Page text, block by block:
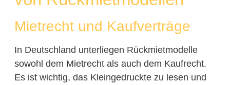
Mietrecht und Kaufverträge
In Deutschland unterliegen Rückmietmodelle
sowohl dem Mietrecht als auch dem Kaufrecht.
Es ist wichtig, das Kleingedruckte zu lesen und